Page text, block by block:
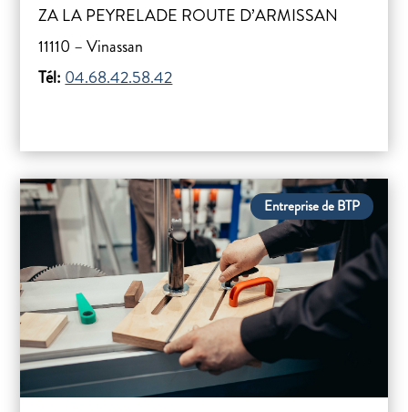
ZA LA PEYRELADE ROUTE D’ARMISSAN
11110 – Vinassan
Tél: 04.68.42.58.42
Entreprise de BTP